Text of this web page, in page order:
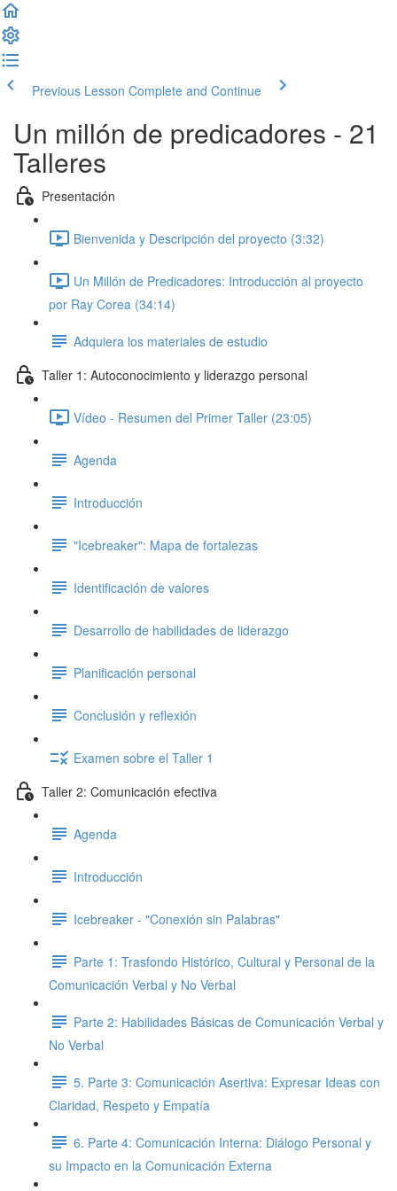
Previous Lesson Complete and Continue
Un millón de predicadores - 21
Talleres
Presentación
Bienvenida y Descripción del proyecto (3:32)
Un Millón de Predicadores: Introducción al proyecto
por Ray Corea (34:14)
Adquiera los materiales de estudio
Taller 1: Autoconocimiento y liderazgo personal
Vídeo - Resumen del Primer Taller (23:05)
Agenda
Introducción
"Icebreaker": Mapa de fortalezas
Identificación de valores
Desarrollo de habilidades de liderazgo
Planificación personal
Conclusión y reflexión
Examen sobre el Taller 1
Taller 2: Comunicación efectiva
Agenda
Introducción
Icebreaker - "Conexión sin Palabras"
Parte 1: Trasfondo Histórico, Cultural y Personal de la
Comunicación Verbal y No Verbal
Parte 2: Habilidades Básicas de Comunicación Verbal y
No Verbal
5. Parte 3: Comunicación Asertiva: Expresar Ideas con
Claridad, Respeto y Empatía
6. Parte 4: Comunicación Interna: Diálogo Personal y
su Impacto en la Comunicación Externa